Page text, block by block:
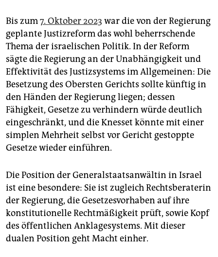
Bis zum7. Oktober 2023 war die von der Regierung
geplante Justizreform das wohl beherrschende
Thema der israelischen Politik. In der Reform
sägte die Regierung an der Unabhängigkeit und
Effektivität des Justizsystems im Allgemeinen: Die
Besetzung des Obersten Gerichts sollte künftig in
den Händen der Regierung liegen; dessen
Fähigkeit, Gesetze zu verhindern würde deutlich
eingeschränkt, und die Knesset könnte mit einer
simplen Mehrheit selbst vor Gericht gestoppte
Gesetze wieder einführen.
Die Position der Generalstaatsanwältin in Israel
ist eine besondere: Sie ist zugleich Rechtsberaterin
der Regierung, die Gesetzesvorhaben auf ihre
konstitutionelle Rechtmäßigkeit prüft, sowie Kopf
des öffentlichen Anklagesystems. Mit dieser
dualen Position geht Macht einher.